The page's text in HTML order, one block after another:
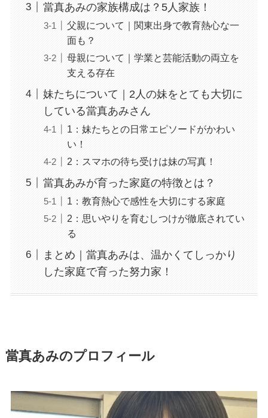
當真あみの家族構成は？5人家族！
父親について｜関東出身で教育熱心な一
面も？
母親について｜学業と芸能活動の両立を
支える存在
妹たちについて｜2人の妹をとても大切に
している當真あみさん
1：妹たちとの日常エピソードがかわい
い！
2：スマホの待ち受けは妹の写真！
當真あみが育った家庭の特徴とは？
1：教育熱心で感性を大切にする家庭
2：思いやりを育むしつけが徹底されてい
る
まとめ｜當真あみは、温かくてしっかり
した家庭で育った努力家！
當真あみのプロフィール